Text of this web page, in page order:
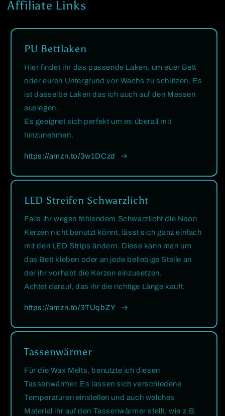
Affiliate Links
PU Bettlaken
Hier findet ihr das passende Laken, um euer Bett
oder euren Untergrund vor Wachs zu schützen. Es
ist dasselbe Laken das ich auch auf den Messen
auslegen.
Es geeignet sich perfekt um es überall mit
hinzunehmen.
https://amzn.to/3w1DCzd
LED Streifen Schwarzlicht
Falls ihr wegen fehlendem Schwarzlicht die Neon
Kerzen nicht benutzt könnt, lässt sich ganz einfach
mit den LED Strips ändern. Diese kann man um
das Bett kleben oder an jede beliebige Stelle an
der ihr vorhabt die Kerzen einzusetzen.
Achtet darauf, das ihr die richtige Länge kauft.
https://amzn.to/3TUqbZY
Tassenwärmer
Für die Wax Melts, benutzte ich diesen
Tassenwärmer. Es lassen sich verschiedene
Temperaturen einstellen und auch welches
Material ihr auf den Tassenwärmer stellt, wie z.B.